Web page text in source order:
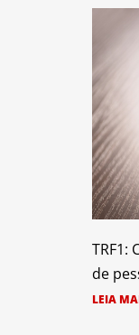
TRF1:
de
LEIA